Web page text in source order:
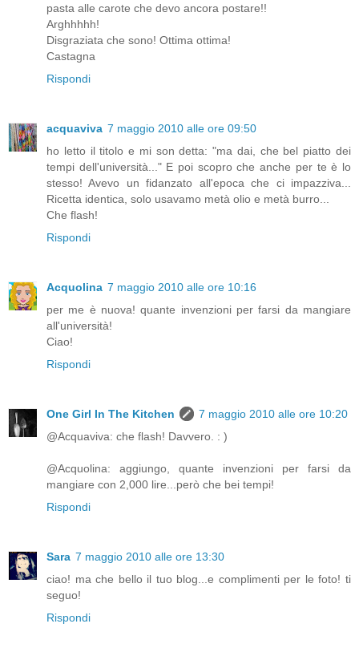
pasta alle carote che devo ancora postare!!
Arghhhhh!
Disgraziata che sono! Ottima ottima!
Castagna
Rispondi
acquaviva 7 maggio 2010 alle ore 09:50
ho letto il titolo e mi son detta: "ma dai, che bel piatto dei
tempi dell'università..." E poi scopro che anche per te è lo
stesso! Avevo un fidanzato all'epoca che ci impazziva...
Ricetta identica, solo usavamo metà olio e metà burro...
Che flash!
Rispondi
Acquolina 7 maggio 2010 alle ore 10:16
per me è nuova! quante invenzioni per farsi da mangiare
all'università!
Ciao!
Rispondi
One Girl In The Kitchen
7 maggio 2010 alle ore 10:20
@Acquaviva: che flash! Davvero. : )
@Acquolina: aggiungo, quante invenzioni per farsi da
mangiare con 2,000 lire...però che bei tempi!
Rispondi
Sara 7 maggio 2010 alle ore 13:30
ciao! ma che bello il tuo blog...e complimenti per le foto! ti
seguo!
Rispondi